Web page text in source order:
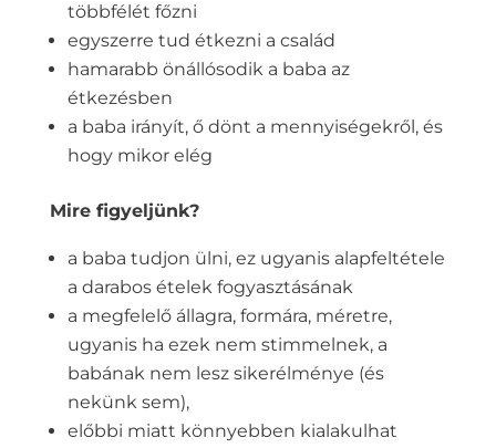
többfélét főzni
egyszerre tud étkezni a család
hamarabb önállósodik a baba az
étkezésben
a baba irányít, ő dönt a mennyiségekről, és
hogy mikor elég
Mire figyeljünk?
a baba tudjon ülni, ez ugyanis alapfeltétele
a darabos ételek fogyasztásának
a megfelelő állagra, formára, méretre,
ugyanis ha ezek nem stimmelnek, a
babának nem lesz sikerélménye (és
nekünk sem),
előbbi miatt könnyebben kialakulhat